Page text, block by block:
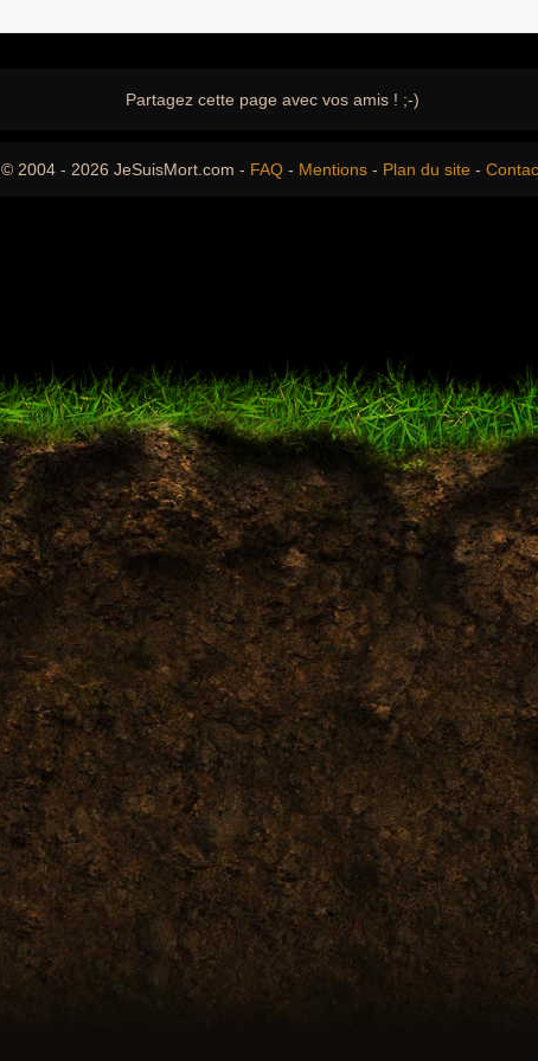
Partagez cette page avec vos amis ! ;-)
© 2004 - 2026 JeSuisMort.com - FAQ - Mentions - Plan du site -